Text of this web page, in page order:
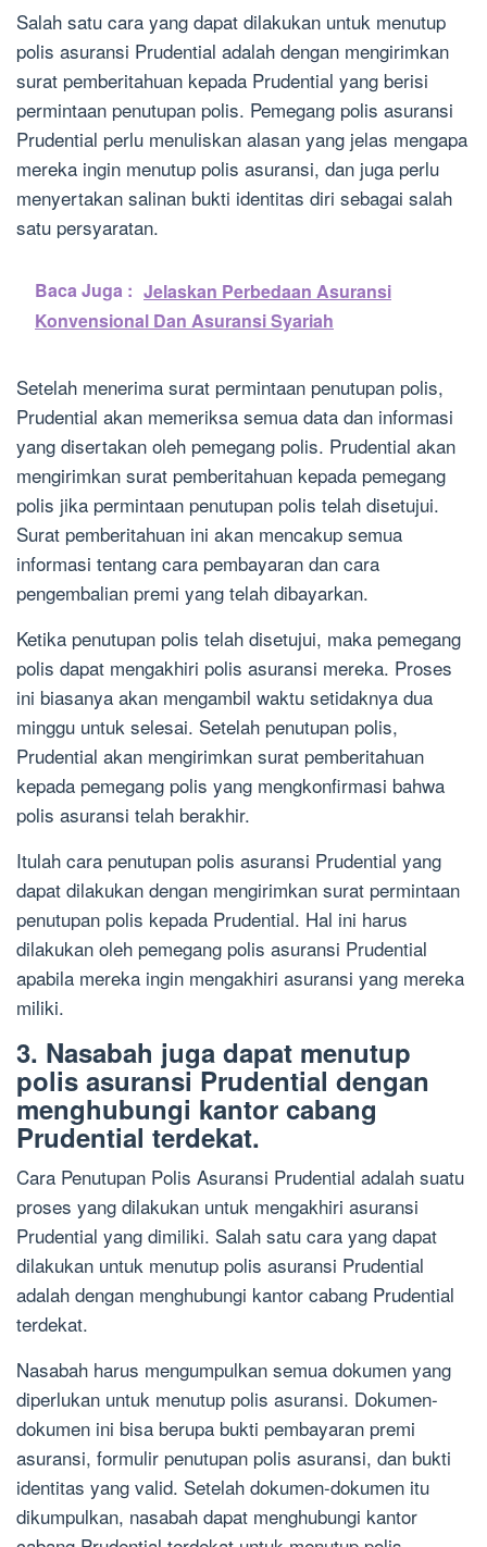
Salah satu cara yang dapat dilakukan untuk menutup
polis asuransi Prudential adalah dengan mengirimkan
surat pemberitahuan kepada Prudential yang berisi
permintaan penutupan polis. Pemegang polis asuransi
Prudential perlu menuliskan alasan yang jelas mengapa
mereka ingin menutup polis asuransi, dan juga perlu
menyertakan salinan bukti identitas diri sebagai salah
satu persyaratan.
Baca Juga : Jelaskan Perbedaan Asuransi
Konvensional Dan Asuransi Syariah
Setelah menerima surat permintaan penutupan polis,
Prudential akan memeriksa semua data dan informasi
yang disertakan oleh pemegang polis. Prudential akan
mengirimkan surat pemberitahuan kepada pemegang
polis jika permintaan penutupan polis telah disetujui.
Surat pemberitahuan ini akan mencakup semua
informasi tentang cara pembayaran dan cara
pengembalian premi yang telah dibayarkan.
Ketika penutupan polis telah disetujui, maka pemegang
polis dapat mengakhiri polis asuransi mereka. Proses
ini biasanya akan mengambil waktu setidaknya dua
minggu untuk selesai. Setelah penutupan polis,
Prudential akan mengirimkan surat pemberitahuan
kepada pemegang polis yang mengkonfirmasi bahwa
polis asuransi telah berakhir.
Itulah cara penutupan polis asuransi Prudential yang
dapat dilakukan dengan mengirimkan surat permintaan
penutupan polis kepada Prudential. Hal ini harus
dilakukan oleh pemegang polis asuransi Prudential
apabila mereka ingin mengakhiri asuransi yang mereka
miliki.
3. Nasabah juga dapat menutup
polis asuransi Prudential dengan
menghubungi kantor cabang
Prudential terdekat.
Cara Penutupan Polis Asuransi Prudential adalah suatu
proses yang dilakukan untuk mengakhiri asuransi
Prudential yang dimiliki. Salah satu cara yang dapat
dilakukan untuk menutup polis asuransi Prudential
adalah dengan menghubungi kantor cabang Prudential
terdekat.
Nasabah harus mengumpulkan semua dokumen yang
diperlukan untuk menutup polis asuransi. Dokumen-
dokumen ini bisa berupa bukti pembayaran premi
asuransi, formulir penutupan polis asuransi, dan bukti
identitas yang valid. Setelah dokumen-dokumen itu
dikumpulkan, nasabah dapat menghubungi kantor